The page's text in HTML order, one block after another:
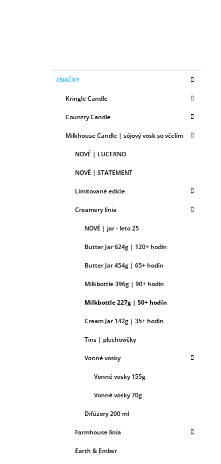
kategórie
K
AZNAČKY
Kringle Candle
Country Candle
Milkhouse Candle | sójový vosk so včelím
NOVÉ | LUCERNO
NOVÉ | STATEMENT
Limitované edície
Creamery línia
NOVÉ | jar - leto 25
Butter Jar 624g | 120+ hodín
Butter Jar 454g | 65+ hodín
Milkbottle 396g | 90+ hodín
Milkbottle 227g | 50+ hodín
Cream Jar 142g | 35+ hodín
Tins | plechovičky
Vonné vosky
Vonné vosky 155g
Vonné vosky 70g
Difúzory 200 ml
Farmhouse línia
Earth & Ember